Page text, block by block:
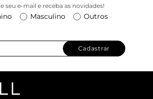
seu e-mail e receba as novidades!
Masculino Outros
Cadastrar